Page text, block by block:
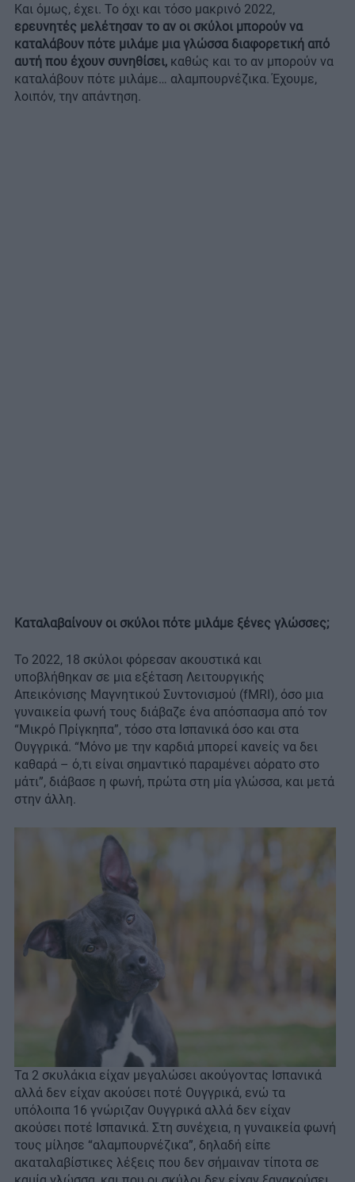
Και όμως, έχει. Το όχι και τόσο μακρινό 2022,
ερευνητές μελέτησαν το αν οι σκύλοι μπορούν να
καταλάβουν πότε μιλάμε μια γλώσσα διαφορετική από
αυτή που έχουν συνηθίσει, καθώς και το αν μπορούν να
καταλάβουν πότε μιλάμε… αλαμπουρνέζικα. Έχουμε,
λοιπόν, την απάντηση.
Καταλαβαίνουν οι σκύλοι πότε μιλάμε ξένες γλώσσες;
Το 2022, 18 σκύλοι φόρεσαν ακουστικά και
υποβλήθηκαν σε μια εξέταση Λειτουργικής
Απεικόνισης Μαγνητικού Συντονισμού (fMRI), όσο μια
γυναικεία φωνή τους διάβαζε ένα απόσπασμα από τον
“Μικρό Πρίγκηπα”, τόσο στα Ισπανικά όσο και στα
Ουγγρικά. “Μόνο με την καρδιά μπορεί κανείς να δει
καθαρά – ό,τι είναι σημαντικό παραμένει αόρατο στο
μάτι”, διάβασε η φωνή, πρώτα στη μία γλώσσα, και μετά
στην άλλη.
Τα 2 σκυλάκια είχαν μεγαλώσει ακούγοντας Ισπανικά
αλλά δεν είχαν ακούσει ποτέ Ουγγρικά, ενώ τα
υπόλοιπα 16 γνώριζαν Ουγγρικά αλλά δεν είχαν
ακούσει ποτέ Ισπανικά. Στη συνέχεια, η γυναικεία φωνή
τους μίλησε “αλαμπουρνέζικα”, δηλαδή είπε
ακαταλαβίστικες λέξεις που δεν σήμαιναν τίποτα σε